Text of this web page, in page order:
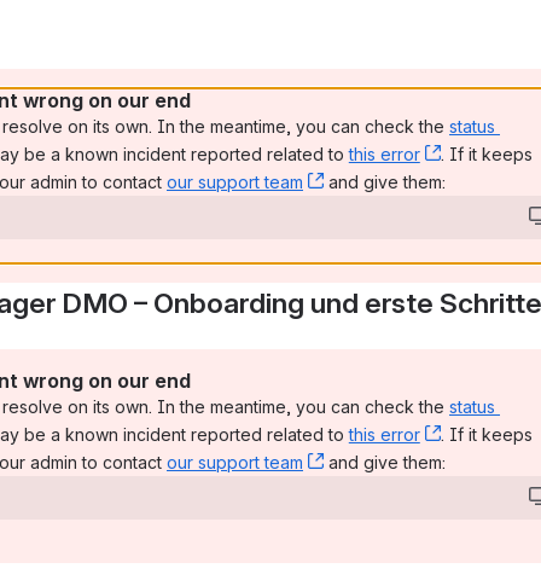
wrong on our end
on its own. In the meantime, you can check the status
window)
be a known incident reported related to this error , (opens
. If it keeps
admin to contact our support team , (opens new window)
and give them:
DMO – Onboarding und erste
wrong on our end
on its own. In the meantime, you can check the status
window)
be a known incident reported related to this error , (opens
. If it keeps
admin to contact our support team , (opens new window)
and give them: